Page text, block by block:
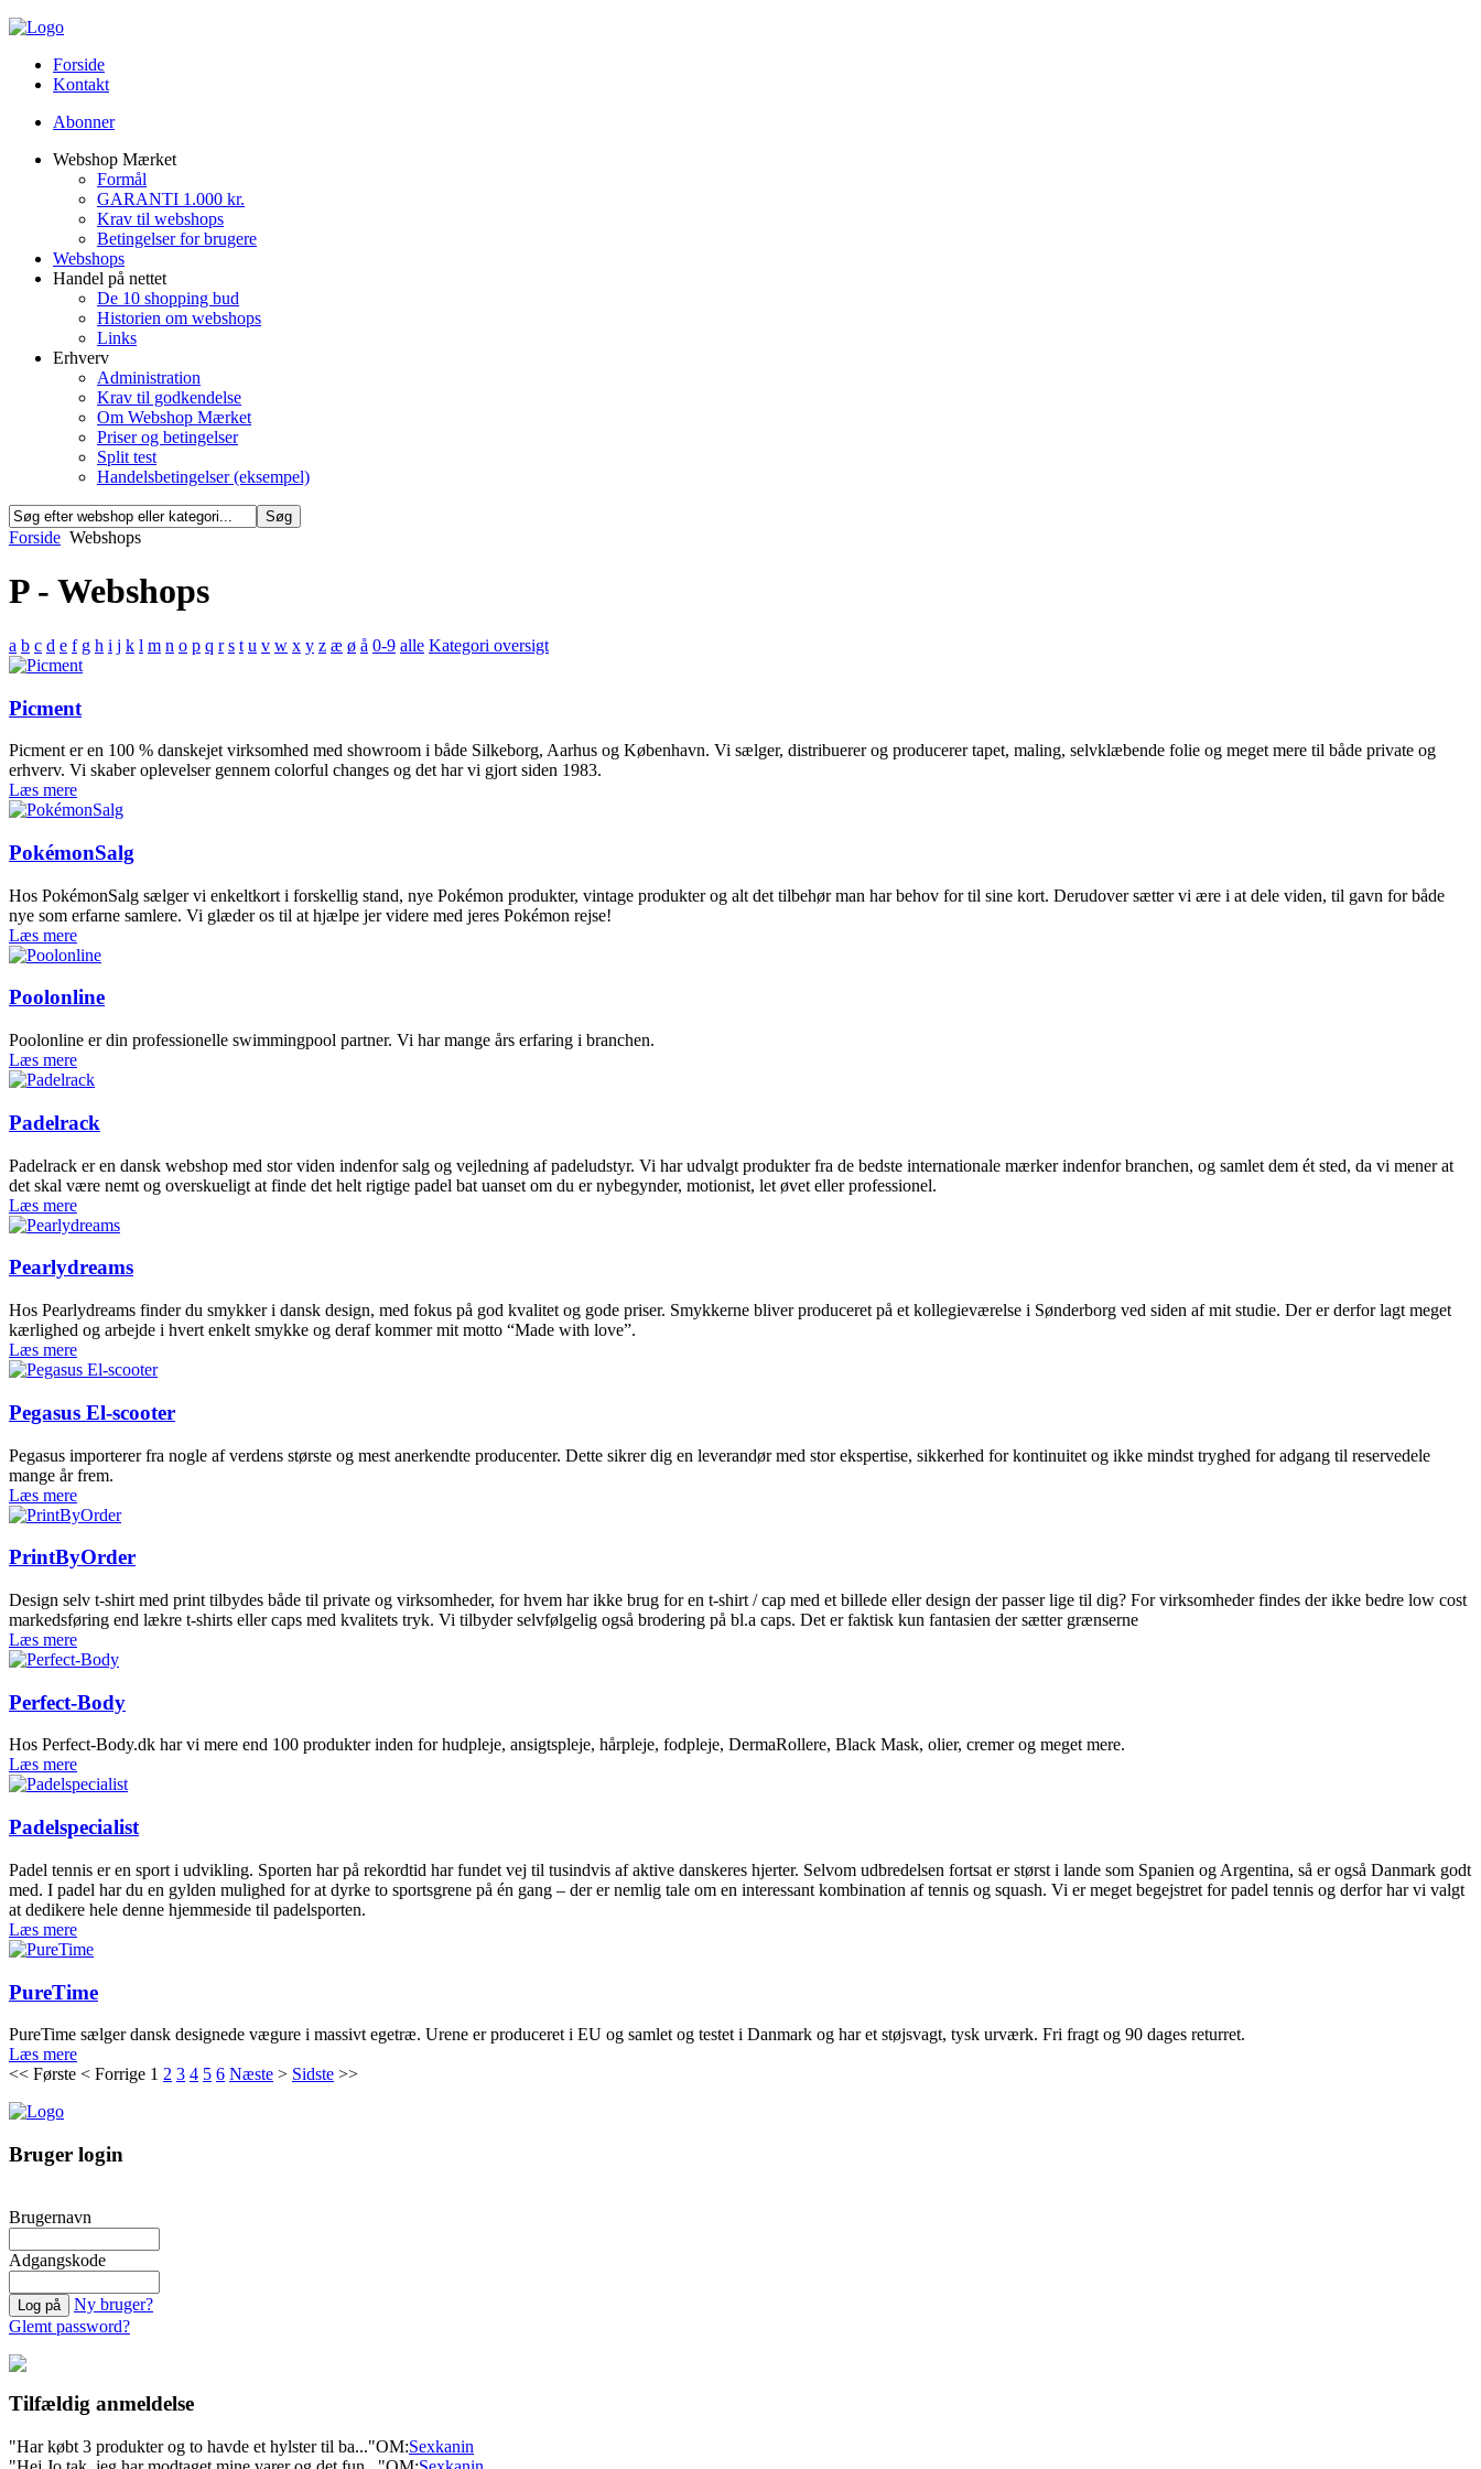
Forside
Kontakt
Abonner
Webshop Mærket
Formål
GARANTI 1.000 kr.
Krav til webshops
Betingelser for brugere
Webshops
Handel på nettet
De 10 shopping bud
Historien om webshops
Links
Erhverv
Administration
Krav til godkendelse
Om Webshop Mærket
Priser og betingelser
Split test
Handelsbetingelser (eksempel)
Forside Webshops
P - Webshops
a b c d e f g h i j k l m n o p q r s t u v w x y z æ ø å 0-9 alle Kategori oversigt
Picment
Picment er en 100 % danskejet virksomhed med showroom i både Silkeborg, Aarhus og København. Vi sælger, distribuerer og producerer tapet, maling, selvklæbende folie og meget mere til både private og
erhverv. Vi skaber oplevelser gennem colorful changes og det har vi gjort siden 1983.
Læs mere
PokémonSalg
Hos PokémonSalg sælger vi enkeltkort i forskellig stand, nye Pokémon produkter, vintage produkter og alt det tilbehør man har behov for til sine kort. Derudover sætter vi ære i at dele viden, til gavn for både
nye som erfarne samlere. Vi glæder os til at hjælpe jer videre med jeres Pokémon rejse!
Læs mere
Poolonline
Poolonline er din professionelle swimmingpool partner. Vi har mange års erfaring i branchen.
Læs mere
Padelrack
Padelrack er en dansk webshop med stor viden indenfor salg og vejledning af padeludstyr. Vi har udvalgt produkter fra de bedste internationale mærker indenfor branchen, og samlet dem ét sted, da vi mener at
det skal være nemt og overskueligt at finde det helt rigtige padel bat uanset om du er nybegynder, motionist, let øvet eller professionel.
Læs mere
Pearlydreams
Hos Pearlydreams finder du smykker i dansk design, med fokus på god kvalitet og gode priser. Smykkerne bliver produceret på et kollegieværelse i Sønderborg ved siden af mit studie. Der er derfor lagt meget
kærlighed og arbejde i hvert enkelt smykke og deraf kommer mit motto “Made with love”.
Læs mere
Pegasus El-scooter
Pegasus importerer fra nogle af verdens største og mest anerkendte producenter. Dette sikrer dig en leverandør med stor ekspertise, sikkerhed for kontinuitet og ikke mindst tryghed for adgang til reservedele
mange år frem.
Læs mere
PrintByOrder
Design selv t-shirt med print tilbydes både til private og virksomheder, for hvem har ikke brug for en t-shirt / cap med et billede eller design der passer lige til dig? For virksomheder findes der ikke bedre low cost
markedsføring end lækre t-shirts eller caps med kvalitets tryk. Vi tilbyder selvfølgelig også brodering på bl.a caps. Det er faktisk kun fantasien der sætter grænserne
Læs mere
Perfect-Body
Hos Perfect-Body.dk har vi mere end 100 produkter inden for hudpleje, ansigtspleje, hårpleje, fodpleje, DermaRollere, Black Mask, olier, cremer og meget mere.
Læs mere
Padelspecialist
Padel tennis er en sport i udvikling. Sporten har på rekordtid har fundet vej til tusindvis af aktive danskeres hjerter. Selvom udbredelsen fortsat er størst i lande som Spanien og Argentina, så er også Danmark godt
med. I padel har du en gylden mulighed for at dyrke to sportsgrene på én gang – der er nemlig tale om en interessant kombination af tennis og squash. Vi er meget begejstret for padel tennis og derfor har vi valgt
at dedikere hele denne hjemmeside til padelsporten.
Læs mere
PureTime
PureTime sælger dansk designede vægure i massivt egetræ. Urene er produceret i EU og samlet og testet i Danmark og har et støjsvagt, tysk urværk. Fri fragt og 90 dages returret.
Læs mere
<< Første < Forrige 1 2 3 4 5 6 Næste > Sidste >>
Bruger login
Brugernavn
Adgangskode
Ny bruger?
Glemt password?
Tilfældig anmeldelse
"Har købt 3 produkter og to havde et hylster til ba..."OM:Sexkanin